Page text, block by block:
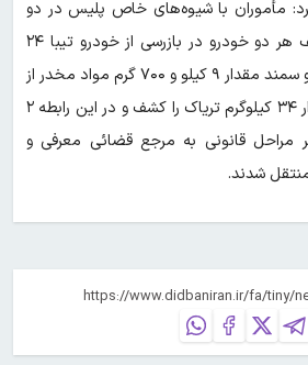
مأموران با شیوه‌های خاص پلیس در دو
عملیات جداگانه با توقیف هر دو خودرو در بازرسی از خودرو تیبا ۲۴
کیلو و ۴۰۰ گرم و از خودرو سمند مقدار ۹ کیلو و ۷۰۰ گرم مواد مخدر از
نوع تریاک جمعاً به مقدار ۳۴ کیلوگرم تریاک را کشف و در این رابطه ۲
قانونی به مرجع قضائی معرفی و
شدند.